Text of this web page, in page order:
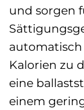
und sorgen
Kalorien zu
eine
einem